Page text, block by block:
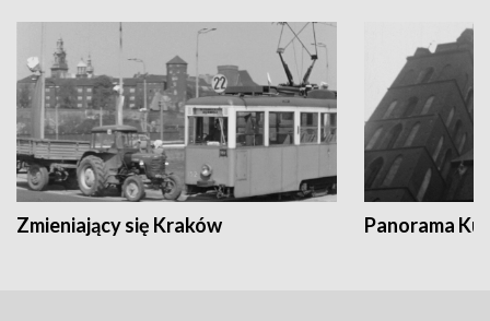
Zmieniający się Kraków Panorama